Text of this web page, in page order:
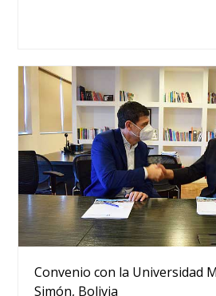
Convenio con la Universidad
Simón, Bolivia